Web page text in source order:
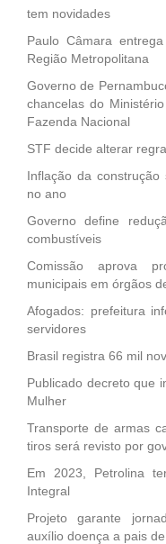
tem novidades
Paulo Câmara
Região Metropolitana
Governo de
chancelas do
Fazenda Nacional
STF decide alterar
Inflação da
no ano
Governo define
combustíveis
Comissão aprova
municipais em órgãos
Afogados: prefeitura
servidores
Brasil registra 66 mil
Publicado decreto que
Mulher
Transporte de armas
tiros será revisto por
Em 2023, Petrolina
Integral
Projeto garante
auxílio doença a pais